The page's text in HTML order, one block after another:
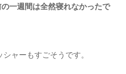
一週間は全然寝れなかったで
ーもすごそうです。